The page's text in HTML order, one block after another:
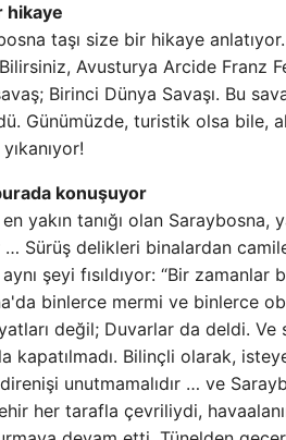
hikaye
taşı size bir hikaye
Bilirsiniz, Avusturya Arcide Franz
Birinci Dünya Savaşı. Bu
Günümüzde, turistik olsa bile,
konuşuyor
en yakın tanığı olan
Sürüş delikleri binalardan
şeyi fısıldıyor: “Bir
binlerce mermi ve binlerce
değil; Duvarlar da deldi.
kapatılmadı. Bilinçli olarak,
unutmamalıdır … ve
her tarafla çevriliydi,